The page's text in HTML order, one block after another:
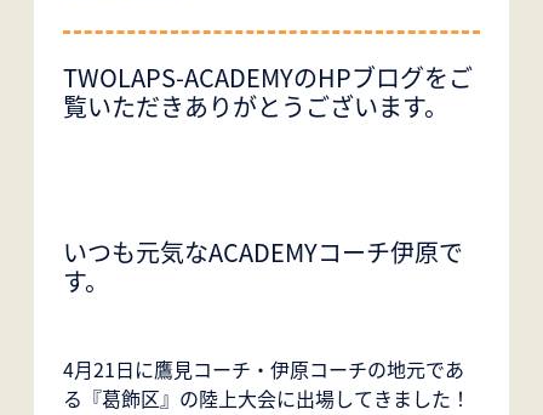
TWOLAPS-ACADEMYのHPブログをご
覧いただきありがとうございます。
いつも元気なACADEMYコーチ伊原で
す。
4月21日に鷹見コーチ・伊原コーチの地元であ
る『葛飾区』の陸上大会に出場してきました！